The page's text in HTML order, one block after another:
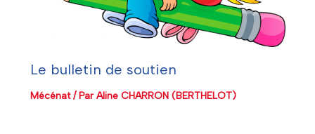
Le bulletin de soutien
Mécénat/ ParAline CHARRON (BERTHELOT)